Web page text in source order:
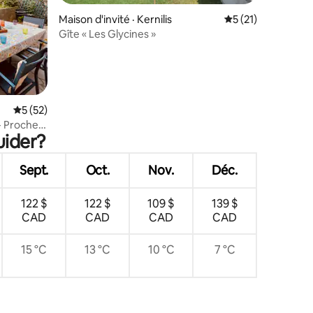
Note moyenne de 5 sur 5, 52 commentaires
5 (52)
Proche
Maison d'invité · Kernilis Note moyenne
5 (21)
Gîte « Les Glycines »
Sept. Oct. Nov. Déc.
122 $
CAD
122 $
CAD
109 $
CAD
139 $
CAD
15 °C 13 °C 10 °C 7 °C